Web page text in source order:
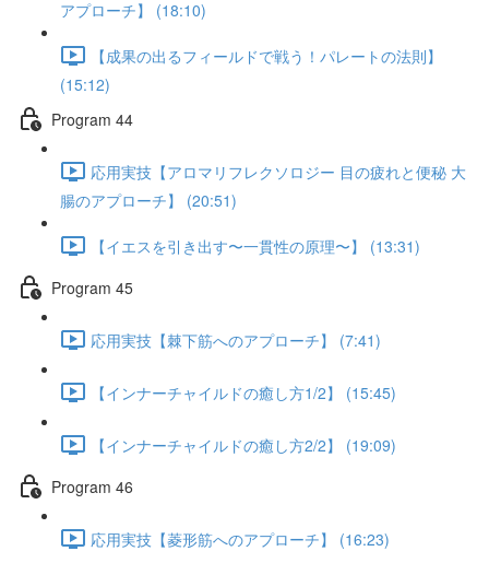
アプローチ】 (18:10)
【成果の出るフィールドで戦う！パレートの法則】
(15:12)
Program 44
応用実技【アロマリフレクソロジー 目の疲れと便秘 大
腸のアプローチ】 (20:51)
【イエスを引き出す〜一貫性の原理〜】 (13:31)
Program 45
応用実技【棘下筋へのアプローチ】 (7:41)
【インナーチャイルドの癒し方1/2】 (15:45)
【インナーチャイルドの癒し方2/2】 (19:09)
Program 46
応用実技【菱形筋へのアプローチ】 (16:23)